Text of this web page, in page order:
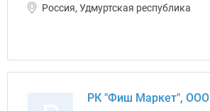
Россия, Удмуртская республика
РК "Фиш Маркет", ООО